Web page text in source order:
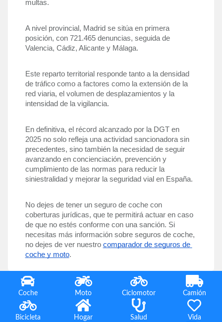
multas.
A nivel provincial, Madrid se sitúa en primera
posición, con 721.465 denuncias, seguida de
Valencia, Cádiz, Alicante y Málaga.
Este reparto territorial responde tanto a la densidad
de tráfico como a factores como la extensión de la
red viaria, el volumen de desplazamientos y la
intensidad de la vigilancia.
En definitiva, el récord alcanzado por la DGT en
2025 no solo refleja una actividad sancionadora sin
precedentes, sino también la necesidad de seguir
avanzando en concienciación, prevención y
cumplimiento de las normas para reducir la
siniestralidad y mejorar la seguridad vial en España.
No dejes de tener un seguro de coche con
coberturas jurídicas, que te permitirá actuar en caso
de que no estés conforme con una sanción. Si
necesitas más información sobre seguros de coche,
no dejes de ver nuestro comparador de seguros de
coche y moto.
Coche Moto Ciclomotor Camión
Bicicleta Hogar Salud Vida